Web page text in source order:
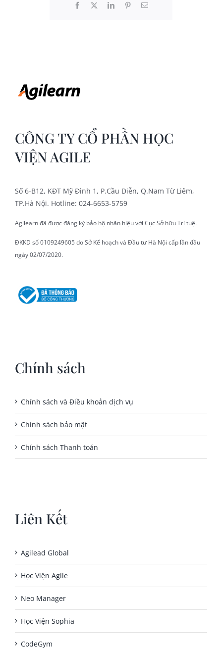
Facebook LinkedInPinterestEmail
CÔNG TY CỔ PHẦN HỌC
VIỆN AGILE
Số 6-B12, KĐT Mỹ Đình 1, P.Cầu Diễn, Q.Nam Từ Liêm,
TP.Hà Nội. Hotline: 024-6653-5759
Agilearn đã được đăng ký bảo hộ nhãn hiệu với Cục Sở hữu Trí tuệ.
ĐKKD số 0109249605 do Sở Kế hoạch và Đầu tư Hà Nội cấp lần đầu
ngày 02/07/2020.
Chính sách
Chính sách và Điều khoản dịch vụ
Chính sách bảo mật
Chính sách Thanh toán
Liên Kết
Agilead Global
Học Viện Agile
Neo Manager
Học Viện Sophia
CodeGym